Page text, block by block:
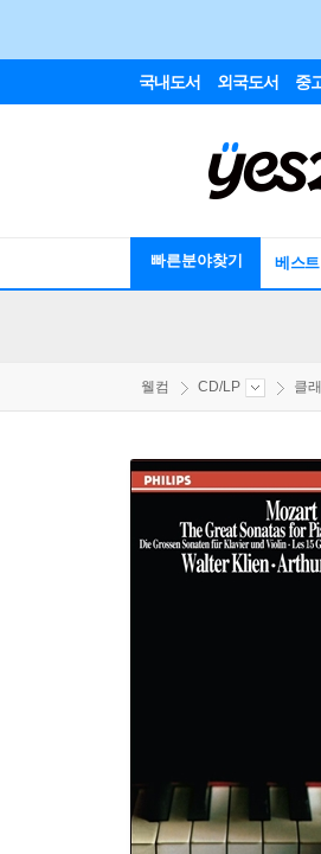
국내도서 외국도서 중
빠른분야찾기 베스트
웰컴 CD/LP 클